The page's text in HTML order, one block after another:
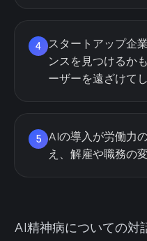
4
スタートアップ企
ンスを見つけるか
ーザーを遠ざけて
5
AIの導入が労働力
え、解雇や職務の
AI精神病についての対